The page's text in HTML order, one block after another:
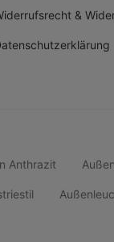
&
Anthrazit